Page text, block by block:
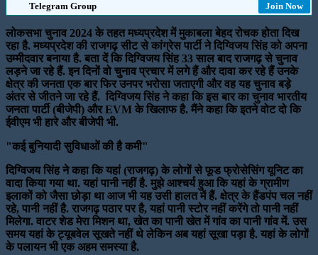
Telegram Group
Join Now
लोकसभा चुनाव 2024 के तहत मध्यप्रदेश में मुकाबला बेहद रोचक होता दिख
रहा है. मध्यप्रदेश की राजगढ़ सीट से कांग्रेस पार्टी ने दिग्विजय सिंह को अपना
उम्मीदवार बनाया है. बता दें कि दिग्विजय सिंह 33 साल बाद राजगढ़ से चुनाव
लड़ने जा रहे हैं. इन दिनों वो चुनाव प्रचार में लगे हैं और दावा कर रहे हैं उनके
क्षेत्र की जनता एक बार फिर उनपर भरोसा जताएगी और वह यह चुनाव बड़े
अंतर से जीतने जा रहे हैं. दिग्विजय सिंह ने कहा कि इस बार का चुनाव भारतीय
जनता पार्टी (बीजेपी) और EVM के खिलाफ है. मैंने कहा कि इतने वोट दो कि
ईवीएम भी हारे और बीजेपी भी.
"कई बुनियादी सुविधाओं की है कमी"
दिग्विजय सिंह ने कहा कि यहां (राजगढ़) के लोगों से फूड फ्रोसेसिंग यूनिट का
वादा किया गया था. यहां पानी नहीं है. मुझे आश्चर्य हुआ कि यहां के ग्रामीण
इलाकों को जैसा छोड़ा था आज भी यह उसी हालत में हैं. क्षेत्र के हैंडपंप चल नहीं
रहे, पानी नहीं है. राजगढ़ पठार पर है, यहां पानी स्टोर नहीं करेंगे तो पानी नहीं
मिलेगा. वाटर शेड मेरा मिशन था, खेत का पानी खेत में गांव का पानी गांव में. उस
समय यहां के ट्यूबवेल सूखते नहीं थे लेकिन अब यहां सूखा पड़ा है. यहां के लोगों
के पलायन भी एक अहम समस्या है.